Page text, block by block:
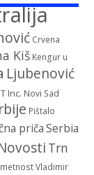
Crvena
Kiš Kengur u
Ljubenović
Inc. Novi Sad
Pištalo
pričaSerbia
Trn
Vladimir